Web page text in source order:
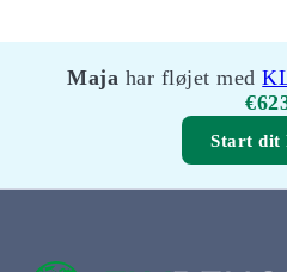
Maja har fløjet med
Start dit